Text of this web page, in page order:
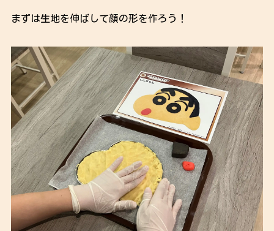
まずは生地を伸ばして顔の形を作ろう！